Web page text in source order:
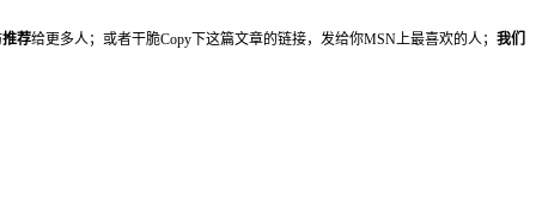
推荐给更多人；或者干脆Copy下这篇文章的链接，发给你MSN上最喜欢的人； 我们